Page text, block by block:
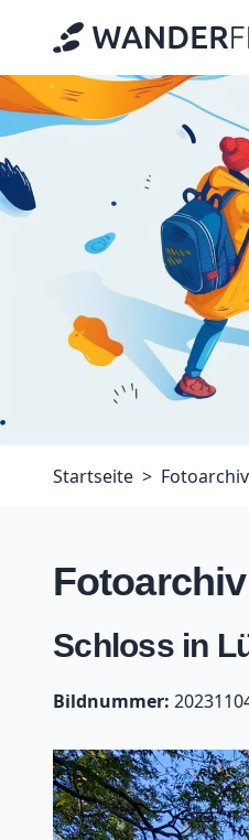
Startseite Fotoarchiv
Fotoarchiv
Schloss in
Bildnummer: